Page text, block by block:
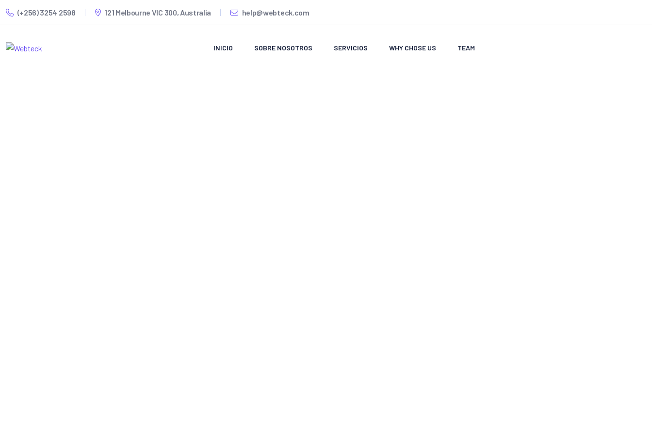
(+256) 3254 2598 121 Melbourne VIC 300, Australia help@webteck.com
INICIO SOBRE NOSOTROS SERVICIOS WHY CHOSE US TEAM